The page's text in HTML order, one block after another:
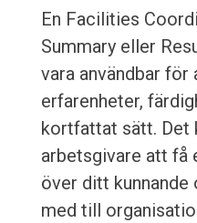
En Facilities
Summary eller
vara användbar
erfarenheter,
kortfattat sätt. Det
arbetsgivare att få
över ditt kunnande
med till